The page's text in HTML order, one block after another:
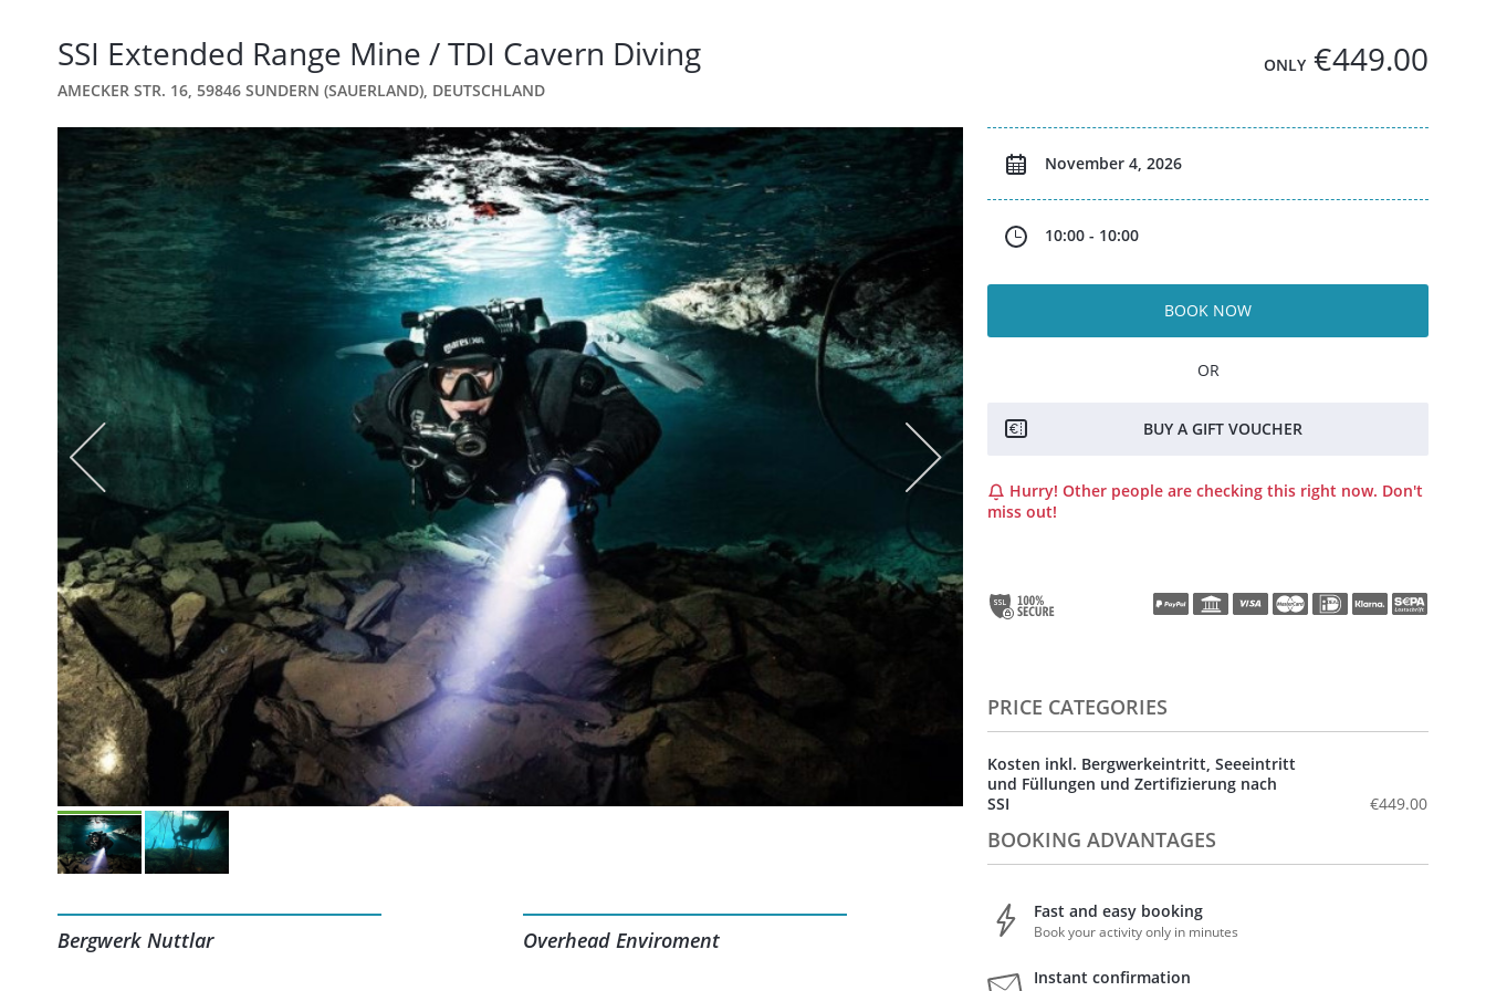
SSI Extended Range Mine / TDI Cavern Diving
AMECKER STR. 16, 59846 SUNDERN (SAUERLAND), DEUTSCHLAND
ONLY €449.00
Bergwerk Nuttlar Overhead Enviroment
November 4, 2026
10:00 - 10:00
BOOK NOW
OR
BUY A GIFT VOUCHER
Hurry! Other people are checking this right now. Don't
miss out!
PRICE CATEGORIES
Kosten inkl. Bergwerkeintritt, Seeeintritt
und Füllungen und Zertifizierung nach
SSI
€449.00
BOOKING ADVANTAGES
Fast and easy booking
Book your activity only in minutes
Instant confirmation